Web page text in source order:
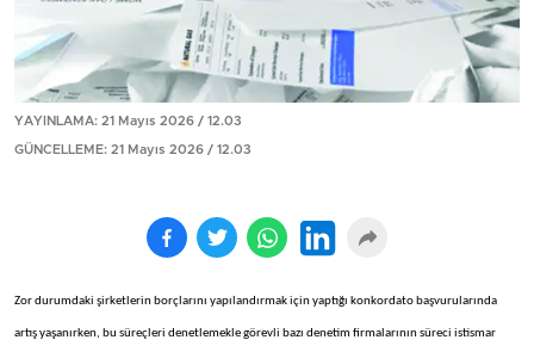
YAYINLAMA: 21 Mayıs 2026 / 12.03
GÜNCELLEME: 21 Mayıs 2026 / 12.03
Zor durumdaki şirketlerin borçlarını yapılandırmak için yaptığı konkordato başvurularında
artış yaşanırken, bu süreçleri denetlemekle görevli bazı denetim firmalarının süreci istismar